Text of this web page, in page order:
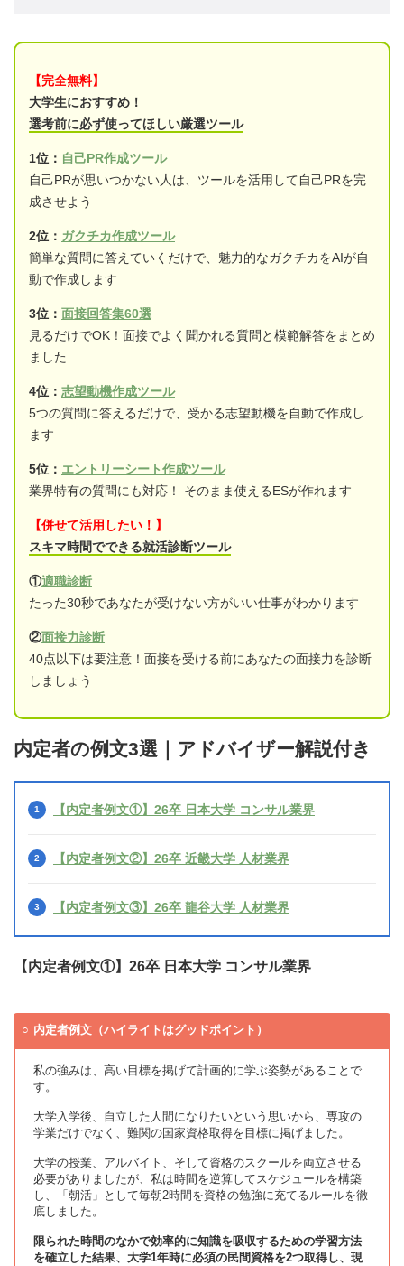
【完全無料】
大学生におすすめ！
選考前に必ず使ってほしい厳選ツール
1位： 自己PR作成ツール
自己PRが思いつかない人は、ツールを活用して自己PRを完
成させよう
2位： ガクチカ作成ツール
簡単な質問に答えていくだけで、魅力的なガクチカをAIが自
動で作成します
3位： 面接回答集60選
見るだけでOK！面接でよく聞かれる質問と模範解答をまとめ
ました
4位： 志望動機作成ツール
5つの質問に答えるだけで、受かる志望動機を自動で作成し
ます
5位： エントリーシート作成ツール
業界特有の質問にも対応！ そのまま使えるESが作れます
【併せて活用したい！】
スキマ時間でできる就活診断ツール
①適職診断
たった30秒であなたが受けない方がいい仕事がわかります
②面接力診断
40点以下は要注意！面接を受ける前にあなたの面接力を診断
しましょう
内定者の例文3選｜アドバイザー解説付き
【内定者例文①】26卒 日本大学 コンサル業界
【内定者例文②】26卒 近畿大学 人材業界
【内定者例文③】26卒 龍谷大学 人材業界
【内定者例文①】26卒 日本大学 コンサル業界
内定者例文（ハイライトはグッドポイント）
私の強みは、高い目標を掲げて計画的に学ぶ姿勢があることで
す。
大学入学後、自立した人間になりたいという思いから、専攻の
学業だけでなく、難関の国家資格取得を目標に掲げました。
大学の授業、アルバイト、そして資格のスクールを両立させる
必要がありましたが、私は時間を逆算してスケジュールを構築
し、「朝活」として毎朝2時間を資格の勉強に充てるルールを徹
底しました。
限られた時間のなかで効率的に知識を吸収するための学習方法
を確立した結果、大学1年時に必須の民間資格を2つ取得し、現